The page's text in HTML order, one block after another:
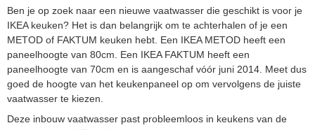
Ben je op zoek naar een nieuwe vaatwasser die geschikt is voor je
IKEA keuken? Het is dan belangrijk om te achterhalen of je een
METOD of FAKTUM keuken hebt. Een IKEA METOD heeft een
paneelhoogte van 80cm. Een IKEA FAKTUM heeft een
paneelhoogte van 70cm en is aangeschaf vóór juni 2014. Meet dus
goed de hoogte van het keukenpaneel op om vervolgens de juiste
vaatwasser te kiezen.
Deze inbouw vaatwasser past probleemloos in keukens van de